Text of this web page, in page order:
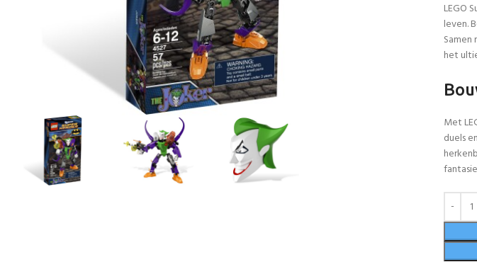
LEGO
leven.
het
Met
duels